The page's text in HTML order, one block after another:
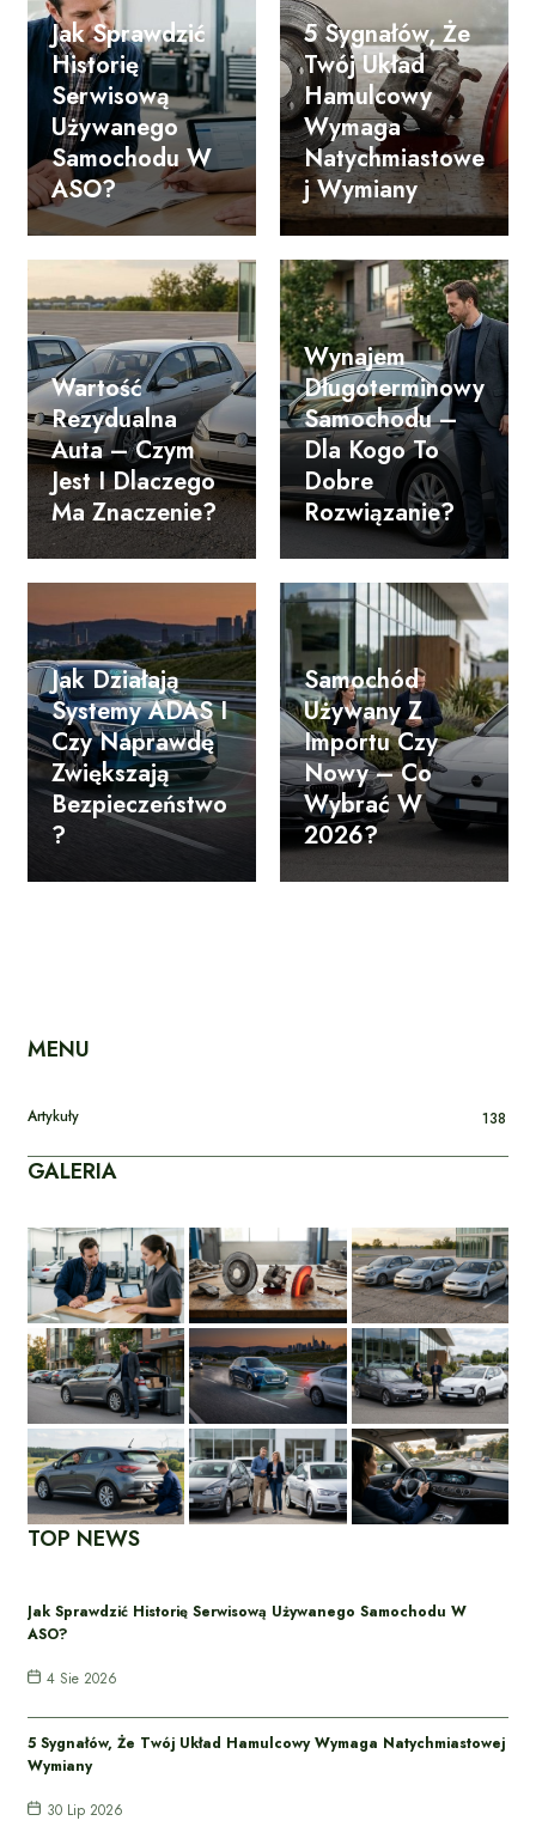
Jak Sprawdzić
Historię
Serwisową
Używanego
Samochodu W
ASO?
5 Sygnałów, Że
Twój Układ
Hamulcowy
Wymaga
Natychmiastowe
J Wymiany
Wartość
Rezydualna
Auta – Czym
Jest I Dlaczego
Ma Znaczenie?
Wynajem
Długoterminowy
Samochodu –
Dla Kogo To
Dobre
Rozwiązanie?
Jak Działają
Systemy ADAS I
Czy Naprawdę
Zwiększają
Bezpieczeństwo
?
Samochód
Używany Z
Importu Czy
Nowy – Co
Wybrać W
2026?
MENU
Artykuły 138
GALERIA
TOP NEWS
Jak Sprawdzić Historię Serwisową Używanego Samochodu W
ASO?
4 Sie 2026
5 Sygnałów, Że Twój Układ Hamulcowy Wymaga Natychmiastowej
Wymiany
30 Lip 2026